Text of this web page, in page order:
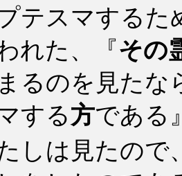
テスマするた
れた、『その
るのを見たな
する方である
しは見たので